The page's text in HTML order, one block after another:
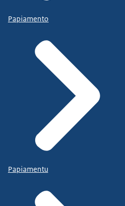
Papiamento
Papiamentu